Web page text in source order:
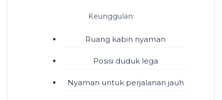
Keunggulan:
Ruang kabin nyaman
Posisi duduk lega
Nyaman untuk perjalanan jauh